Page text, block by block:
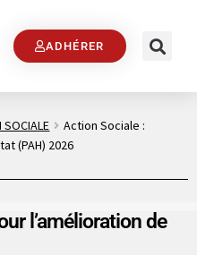
ADHÉRER
SOCIALE
Action Sociale :
(PAH) 2026
l’amélioration de